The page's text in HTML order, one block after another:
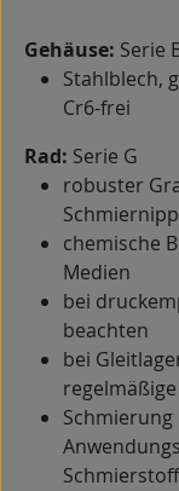
Gehäuse: Serie
Stahlblech,
Cr6-frei
Rad: Serie G
robuster
chemische
Medien
bei
beachten
bei
Schmierstoff